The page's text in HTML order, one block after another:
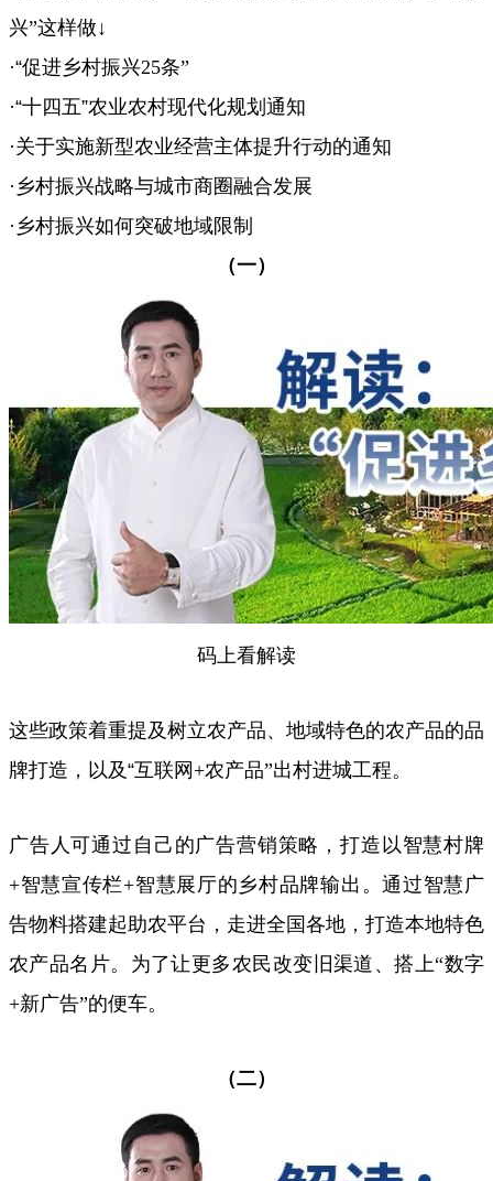
兴”这样做↓
·“促进乡村振兴25条”
·“十四五”农业农村现代化规划通知
·关于实施新型农业经营主体提升行动的通知
·乡村振兴战略与城市商圈融合发展
·乡村振兴如何突破地域限制
（一）
码上看解读
这些政策着重提及树立农产品、地域特色的农产品的品
牌打造，以及“互联网+农产品”出村进城工程。
广告人可通过自己的广告营销策略，打造以智慧村牌
+智慧宣传栏+智慧展厅的乡村品牌输出。通过智慧广
告物料搭建起助农平台，走进全国各地，打造本地特色
农产品名片。为了让更多农民改变旧渠道、搭上“数字
+新广告”的便车。
（二）